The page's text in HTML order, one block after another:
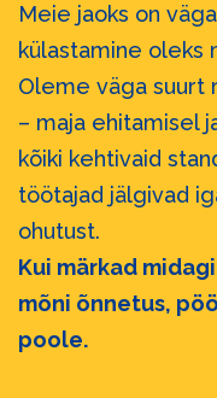
Meie jaoks on
külastamine oleks
Oleme väga suurt
– maja ehitamisel
kõiki kehtivaid
töötajad jälgivad
ohutust.
Kui märkad
mõni õnnetus,
poole.